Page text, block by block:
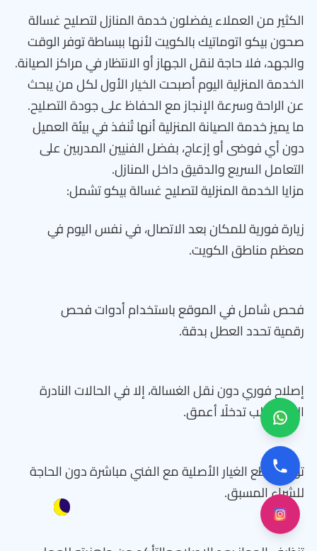
الكثير من العملاء يفضلون خدمة المنازل لتصليح غسالة
صحون بيكو اتوماتيك بالكويت لأنها ببساطة توفر الوقت
والجهد، فلا حاجة لنقل الجهاز أو الانتظار في مراكز الصيانة.
الخدمة المنزلية اليوم أصبحت الخيار الأول لكل من يبحث
عن الراحة وسرعة الإنجاز مع الحفاظ على جودة التصليح.
ما يميز خدمة الصيانة المنزلية أنها تُنفذ في بيئة العميل
دون أي فوضى أو إزعاج، بفضل الفنيين المدربين على
التعامل السريع والدقيق داخل المنازل.
مزايا الخدمة المنزلية لتصليح غسالة بيكو تشمل:
زيارة فورية للمكان بعد الاتصال، في نفس اليوم في
معظم مناطق الكويت.
فحص شامل في الموقع باستخدام أدوات فحص
رقمية تحدد العطل بدقة.
إصلاح فوري دون نقل الغسالة، إلا في الحالات النادرة
التي تتطلب تدخلًا أعمق.
توفير قطع الغيار الأصلية مع الفني مباشرة دون الحاجة
للشراء المسبق.